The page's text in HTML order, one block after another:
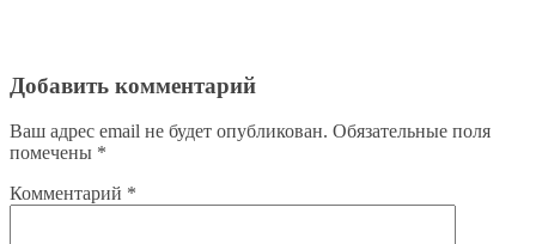
Добавить комментарий
Ваш адрес email не будет опубликован. Обязательные поля
помечены *
Комментарий *